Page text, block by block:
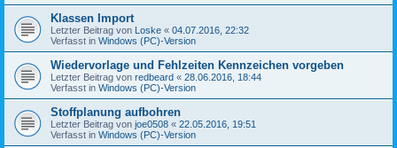
Klassen Import
Letzter Beitrag von Loske « 04.07.2016, 22:32
Verfasst in Windows (PC)-Version
Wiedervorlage und Fehlzeiten Kennzeichen vorgeben
Letzter Beitrag von redbeard « 28.06.2016, 18:44
Verfasst in Windows (PC)-Version
Stoffplanung aufbohren
Letzter Beitrag von joe0508 « 22.05.2016, 19:51
Verfasst in Windows (PC)-Version